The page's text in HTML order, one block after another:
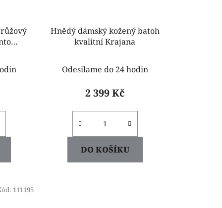
Hnědý dámský kožený batoh
kvalitní Krajana
Odesilame do 24 hodin
2 399 Kč
DO KOŠÍKU
111195